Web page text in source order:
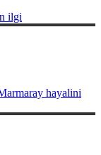
ilgi
hayalini